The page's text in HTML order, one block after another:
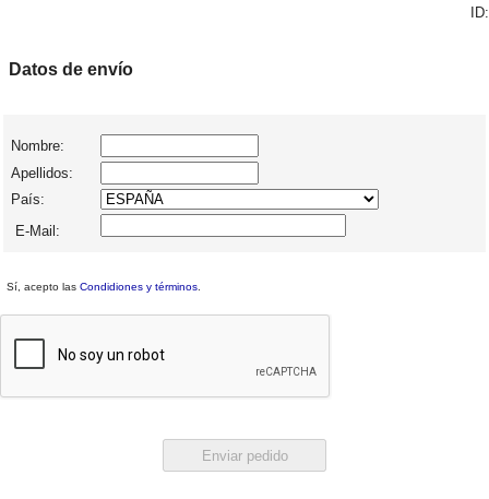
ID:
Datos de envío
Nombre:
Apellidos:
País:
E-Mail:
Sí, acepto las Condidiones y términos.